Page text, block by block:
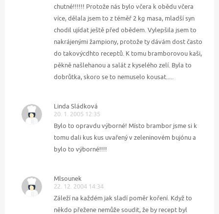
chutné!!!!!! Protože nás bylo včera k obědu včera
více, dělala jsem to z téměř 2 kg masa, mladší syn
chodil ujídat ještě před obědem. Vylepšila jsem to
nakrájenými žampiony, protože ty dávám dost často
do takovýcdhto receptů. K tomu bramborovou kaši,
pěkně našlehanou a salát z kyselého zelí. Byla to
dobrůtka, skoro se to nemuselo kousat.....
Linda Sládková
20. 1. 2005 12:35
Bylo to opravdu výborné! Místo brambor jsme si k
tomu dali kus kus uvařený v zeleninovém bujónu a
bylo to výborné!!!!
Mlsounek
22. 12. 2004 14:34
Záleží na každém jak sladí poměr koření. Když to
někdo přežene nemůže soudit, že by recept byl